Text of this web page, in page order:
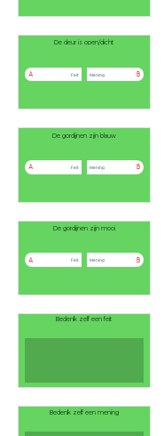
De deur is open/dicht
A Feit B
Mening
De gordijnen zijn blauw
A Feit B
Mening
De gordijnen zijn mooi
A Feit B
Mening
Bedenk zelf een feit
Bedenk zelf een mening